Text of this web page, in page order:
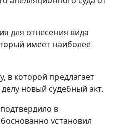
для отнесения вида
имеет наиболее
в которой предлагает
новый судебный акт.
в
установил